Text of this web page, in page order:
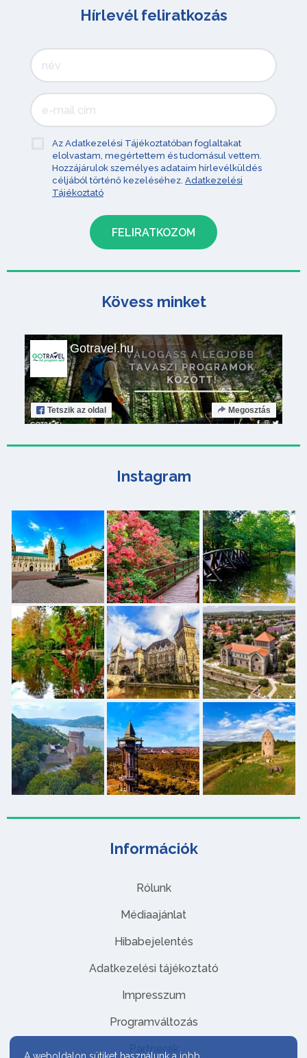
Információk
Rólunk
Médiaajánlat
Hibabejelentés
Adatkezelési tájékoztató
Impresszum
Programváltozás
Partnerek
Hírlevél feliratkozás
Az Adatkezelési Tájékoztatóban foglaltakat
elolvastam, megértettem és tudomásul vettem.
Hozzájárulok személyes adataim hírlevélküldés
céljából történő kezeléséhez. Adatkezelési
Tájékoztató
Kövess minket
Gotravel.hu
Tetszik az oldal Megosztás
Instagram